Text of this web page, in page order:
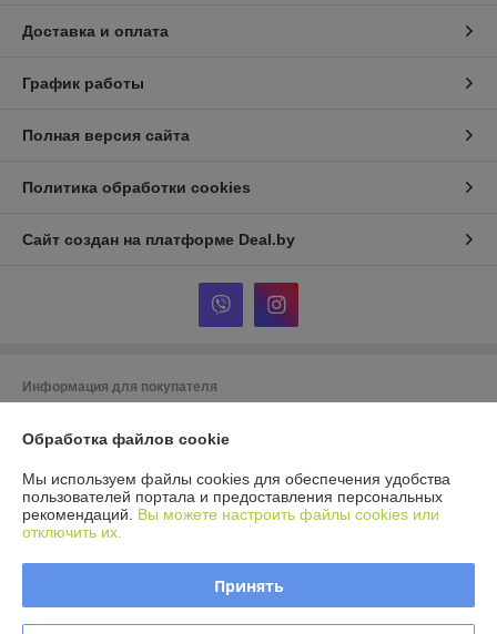
Доставка и оплата
График работы
Полная версия сайта
Политика обработки cookies
Сайт создан на платформе Deal.by
Информация для покупателя
г.Минск, пр-т Партизанский 168/25
Регистрационный номер ЕГР: 192672952
УНП: 192672952
Дата регистрации компании: 28.11.2016
Обработка файлов cookie
Мы используем файлы cookies для обеспечения удобства
пользователей портала и предоставления персональных
рекомендаций. Вы можете настроить файлы cookies или
отключить их.
Принять